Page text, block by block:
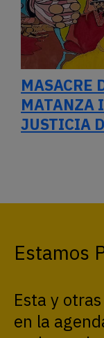
MASACRE
MATANZA
JUSTICIA
Estamos
Esta y
en la